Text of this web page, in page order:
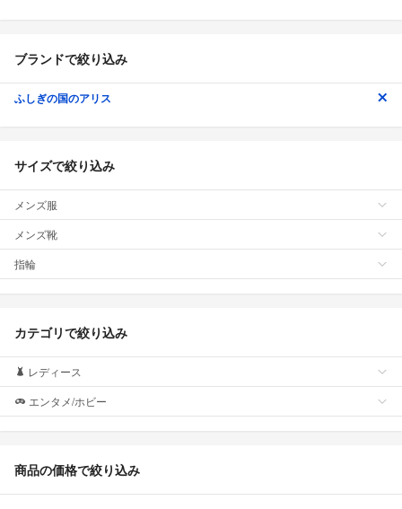
ブランドで絞り込み
ふしぎの国のアリス
サイズで絞り込み
メンズ服
メンズ靴
指輪
カテゴリで絞り込み
レディース
エンタメ/ホビー
商品の価格で絞り込み